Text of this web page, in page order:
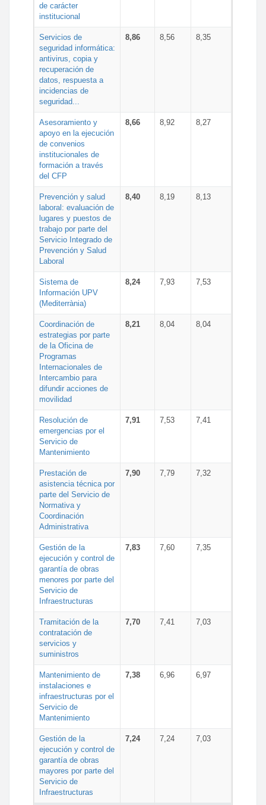
de carácter
institucional
Servicios de
seguridad informática:
antivirus, copia y
recuperación de
datos, respuesta a
incidencias de
seguridad...
8,86 8,56 8,35
Asesoramiento y
apoyo en la ejecución
de convenios
institucionales de
formación a través
del CFP
8,66 8,92 8,27
Prevención y salud
laboral: evaluación de
lugares y puestos de
trabajo por parte del
Servicio Integrado de
Prevención y Salud
Laboral
8,40 8,19 8,13
Sistema de
Información UPV
(Mediterrània)
8,24 7,93 7,53
Coordinación de
estrategias por parte
de la Oficina de
Programas
Internacionales de
Intercambio para
difundir acciones de
movilidad
8,21 8,04 8,04
Resolución de
emergencias por el
Servicio de
Mantenimiento
7,91 7,53 7,41
Prestación de
asistencia técnica por
parte del Servicio de
Normativa y
Coordinación
Administrativa
7,90 7,79 7,32
Gestión de la
ejecución y control de
garantía de obras
menores por parte del
Servicio de
Infraestructuras
7,83 7,60 7,35
Tramitación de la
contratación de
servicios y
suministros
7,70 7,41 7,03
Mantenimiento de
instalaciones e
infraestructuras por el
Servicio de
Mantenimiento
7,38 6,96 6,97
Gestión de la
ejecución y control de
garantía de obras
mayores por parte del
Servicio de
Infraestructuras
7,24 7,24 7,03